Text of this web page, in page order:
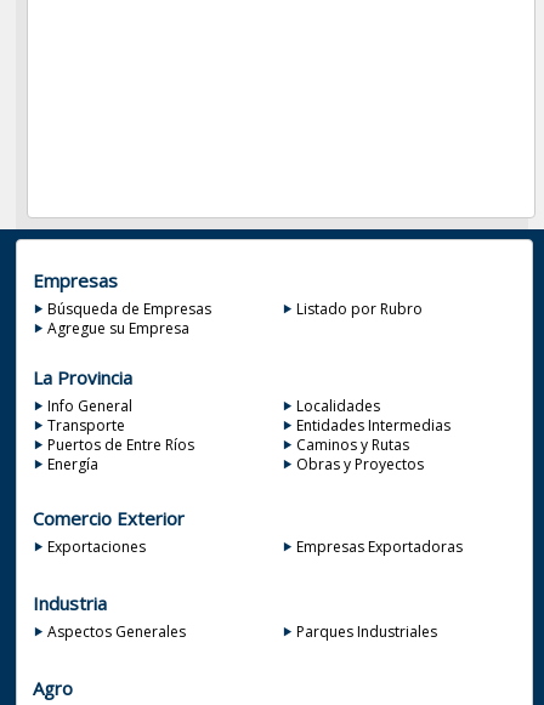
Empresas
Búsqueda de Empresas
Listado por Rubro
Agregue su Empresa
La Provincia
Info General
Localidades
Transporte
Entidades Intermedias
Puertos de Entre Ríos
Caminos y Rutas
Energía
Obras y Proyectos
Comercio Exterior
Exportaciones Empresas Exportadoras
Industria
Aspectos Generales Parques Industriales
Agro